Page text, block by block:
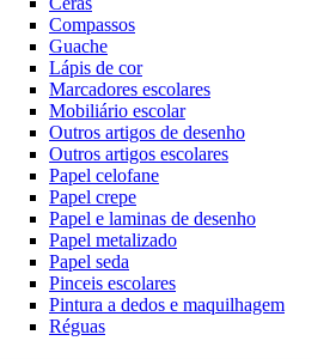
Compassos
Guache
Lápis de cor
Marcadores escolares
Mobiliário escolar
Outros artigos de desenho
Outros artigos escolares
Papel celofane
Papel crepe
Papel e laminas de desenho
Papel metalizado
Papel seda
Pinceis escolares
Pintura a dedos e maquilhagem
Réguas